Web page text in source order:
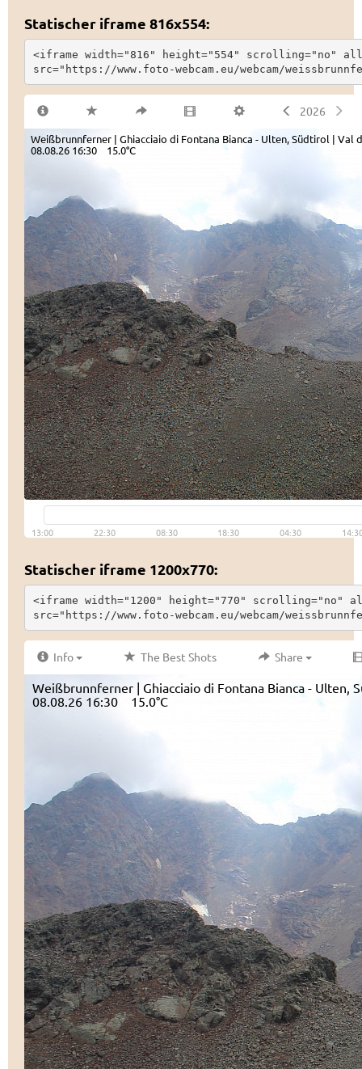
Statischer iframe 816x554:
<iframe width="816" height="554" scrolling="no"
Statischer iframe 1200x770:
<iframe width="1200" height="770" scrolling="no"